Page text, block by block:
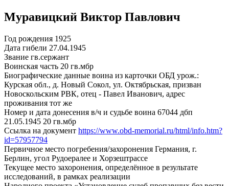
Муравицкий Виктор Павлович
Год рождения 1925
Дата гибели 27.04.1945
Звание гв.сержант
Воинская часть 20 гв.мбр
Биографические данные воина из карточки ОБД урож.:
Курская обл., д. Новый Сокол, ул. Октябрьская, призван
Новоскольским РВК, отец - Павел Иванович, адрес
проживания тот же
Номер и дата донесения в/ч и судьбе воина 67044 дбп
21.05.1945 20 гв.мбр
Ссылка на документ https://www.obd-memorial.ru/html/info.htm?
id=57957794
Первичное место погребения/захоронения Германия, г.
Берлин, угол Рудоералее и Хорзештрассе
Текущее место захоронения, определённое в результате
исследований, в рамках реализации